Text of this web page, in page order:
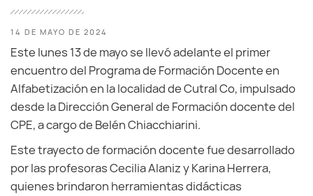
14 DE MAYO DE 2024
Este lunes 13 de mayo se llevó adelante el primer
encuentro del Programa de Formación Docente en
Alfabetización en la localidad de Cutral Co, impulsado
desde la Dirección General de Formación docente del
CPE, a cargo de Belén Chiacchiarini.
Este trayecto de formación docente fue desarrollado
por las profesoras Cecilia Alaniz y Karina Herrera,
quienes brindaron herramientas didácticas